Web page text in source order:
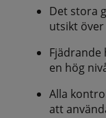
Det stora
utsikt
en hög
Alla
att